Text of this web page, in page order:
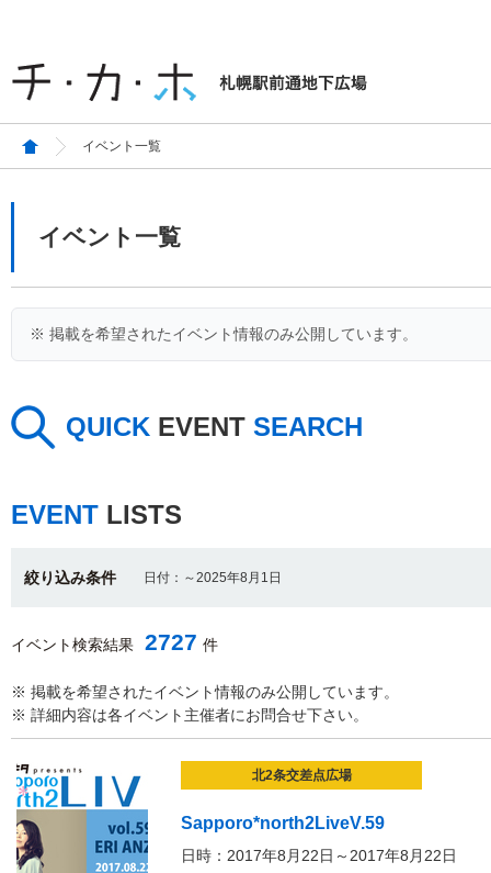
イベント一覧
イベント一覧
※ 掲載を希望されたイベント情報のみ公開しています。
QUICK EVENT SEARCH
EVENT LISTS
絞り込み条件 日付：～2025年8月1日
イベント検索結果 2727 件
※ 掲載を希望されたイベント情報のみ公開しています。
※ 詳細内容は各イベント主催者にお問合せ下さい。
北2条交差点広場
Sapporo*north2LiveV.59
日時：2017年8月22日～2017年8月22日